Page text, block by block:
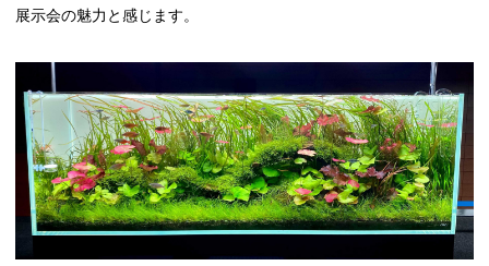
展示会の魅力と感じます。